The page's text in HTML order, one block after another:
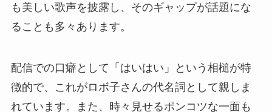
も美しい歌声を披露し、そのギャップが話題にな
ることも多々あります。
配信での口癖として「はいはい」という相槌が特
徴的で、これがロボ子さんの代名詞として親しま
れています。また、時々見せるポンコツな一面も